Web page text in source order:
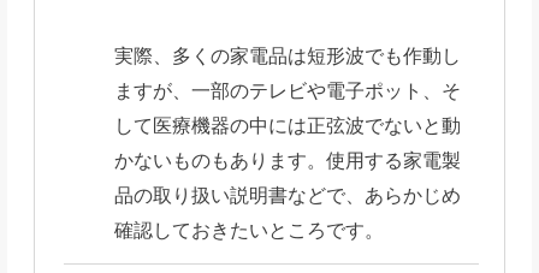
実際、多くの家電品は短形波でも作動し
ますが、一部のテレビや電子ポット、そ
して医療機器の中には正弦波でないと動
かないものもあります。使用する家電製
品の取り扱い説明書などで、あらかじめ
確認しておきたいところです。